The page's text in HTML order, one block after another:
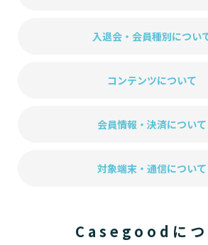
入退会・会員種別につい
コンテンツについて
会員情報・決済について
対象端末・通信について
Casegoodにつ